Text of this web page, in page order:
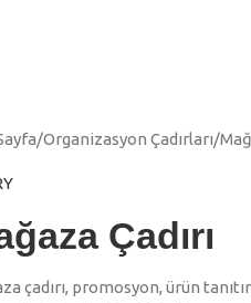
Organizasyon Çadırları
Çadırı
çadırı, promosyon, ürün